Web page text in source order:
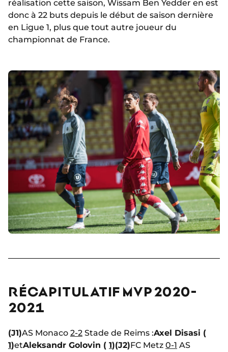
réalisation cette saison, Wissam Ben Yedder en est
donc à 22 buts depuis le début de saison dernière
en Ligue 1, plus que tout autre joueur du
championnat de France.
RÉCAPITULATIF MVP 2020-
2021
(J1)AS Monaco 2-2 Stade de Reims :Axel Disasi (
1)etAleksandr Golovin ( 1)(J2)FC Metz 0-1 AS